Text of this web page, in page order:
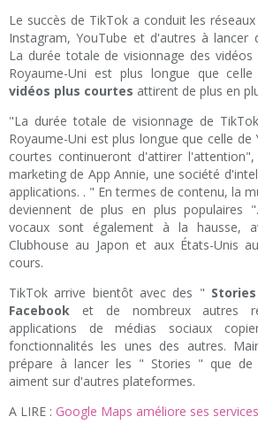
Le succès de TikTok a conduit les
Instagram, YouTube et d'autres à lancer
La durée totale de visionnage des
Royaume-Uni est plus longue que
vidéos plus courtes attirent de plus en
"La durée totale de visionnage de
Royaume-Uni est plus longue que celle de
courtes continueront d'attirer
marketing de App Annie, une société
applications. . " En termes de contenu, la
deviennent de plus en plus populaires
vocaux sont également à la hausse,
Clubhouse au Japon et aux États-Unis
cours.
TikTok arrive bientôt avec des " Stories
Facebook et de nombreux autres
applications de médias sociaux
fonctionnalités les unes des autres.
prépare à lancer les " Stories " que de
aiment sur d'autres plateformes.
A LIRE : Google Maps améliore ses